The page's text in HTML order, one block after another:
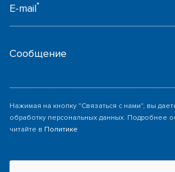
E-mail*
Сообщение
Нажимая на кнопку "Связаться с нами", вы
обработку персональных данных. Подробнее
читайте в Политике